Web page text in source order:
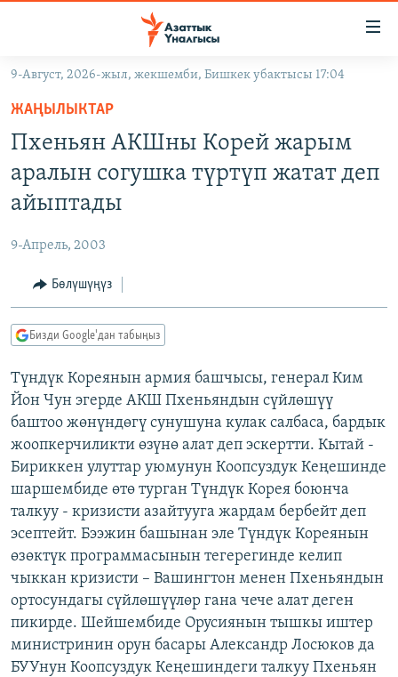
Навигацияга
өтүңүз
Издөөгө
салыңыз
САЯСАТ
МАДАНИЯТ
ДҮЙНӨ
УКРАИНА
ТВ ПРОГРАММАЛАР
БҮГҮН АЗАТТЫКТА
ДАНИСТЕ
АЗАТТЫК+
ЫҢГАЙСЫЗ СУРООЛОР
ПОДКАСТ
ОНЛАЙН ШЕРИНЕ
ЭЕ/АРнун бардык сайттары
9-Август, 2026-жыл, жекшемби, Бишкек убактысы 17:04
ЖАҢЫЛЫКТАР
Пхеньян АКШны Корей жарым
аралын согушка түртүп жатат деп
айыптады
9-Апрель, 2003
Бөлүшүңүз
Бизди Google'дан табыңыз
Түндүк Кореянын армия башчысы, генерал Ким
Йон Чун эгерде АКШ Пхеньяндын сүйлөшүү
баштоо жөнүндөгү сунушуна кулак салбаса, бардык
жоопкерчиликти өзүнө алат деп эскертти. Кытай -
Бириккен улуттар уюмунун Коопсуздук Кеңешинде
шаршембиде өтө турган Түндүк Корея боюнча
талкуу - кризисти азайтууга жардам бербейт деп
эсептейт. Бээжин башынан эле Түндүк Кореянын
өзөктүк программасынын тегерегинде келип
чыккан кризисти – Вашингтон менен Пхеньяндын
ортосундагы сүйлөшүүлөр гана чече алат деген
пикирде. Шейшембиде Орусиянын тышкы иштер
министринин орун басары Александр Лосюков да
БУУнун Коопсуздук Кеңешиндеги талкуу Пхеньян